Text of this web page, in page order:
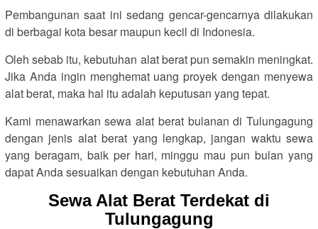
Pembangunan saat ini sedang gencar-gencarnya dilakukan
di berbagai kota besar maupun kecil di Indonesia.
Oleh sebab itu, kebutuhan alat berat pun semakin meningkat.
Jika Anda ingin menghemat uang proyek dengan menyewa
alat berat, maka hal itu adalah keputusan yang tepat.
Kami menawarkan sewa alat berat bulanan di Tulungagung
dengan jenis alat berat yang lengkap, jangan waktu sewa
yang beragam, baik per hari, minggu mau pun bulan yang
dapat Anda sesuaikan dengan kebutuhan Anda.
Sewa Alat Berat Terdekat di
Tulungagung